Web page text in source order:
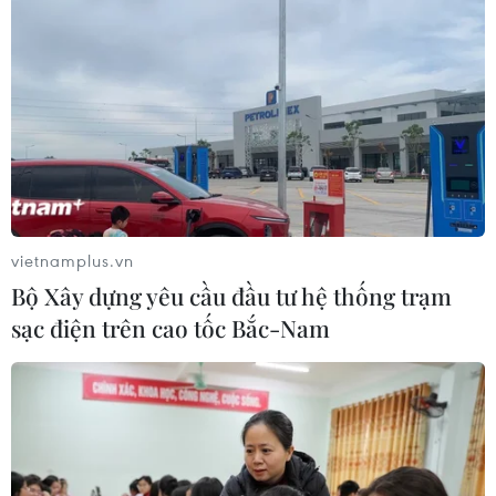
vietnamplus.vn
Bộ Xây dựng yêu cầu đầu tư hệ thống trạm
sạc điện trên cao tốc Bắc-Nam